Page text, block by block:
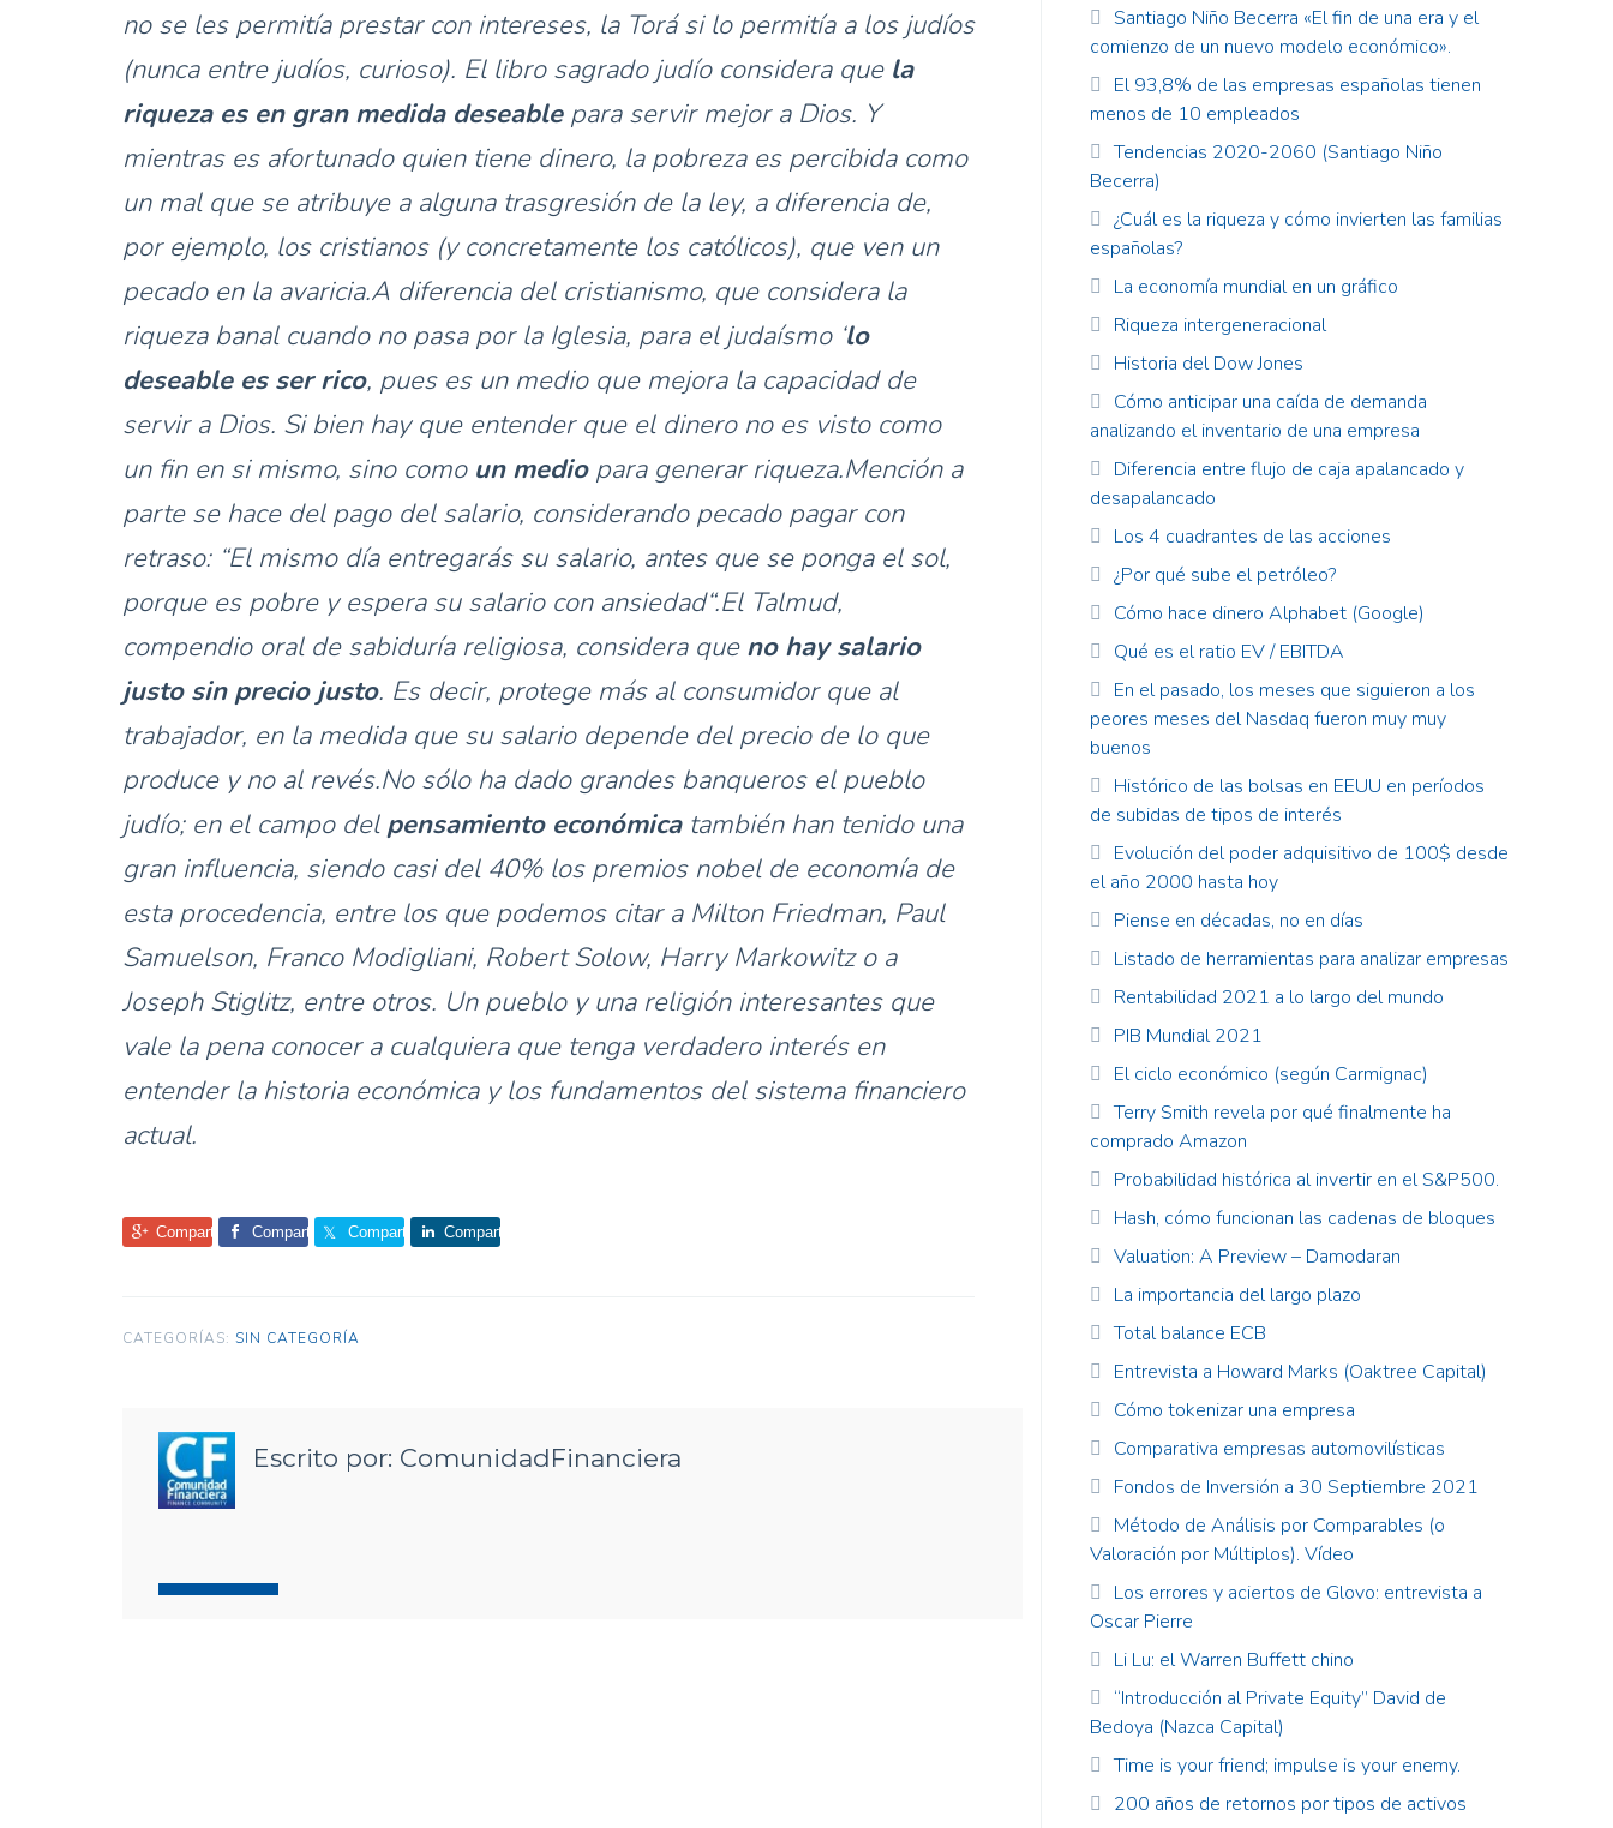
no se les permitía prestar con intereses, la Torá si lo permitía a los judíos
(nunca entre judíos, curioso). El libro sagrado judío considera que la
riqueza es en gran medida deseablepara servir mejor a Dios. Y
mientras es afortunado quien tiene dinero, la pobreza es percibida como
un mal que se atribuye a alguna trasgresión de la ley, a diferencia de,
por ejemplo, los cristianos (y concretamente los católicos), que ven un
pecado en la avaricia.A diferencia del cristianismo, que considera la
riqueza banal cuando no pasa por la Iglesia, para el judaísmo ‘lo
deseable es ser rico, pues es un medio que mejora la capacidad de
servir a Dios. Si bien hay que entender que el dinero no es visto como
un fin en si mismo, sino como un mediopara generar riqueza.Mención a
parte se hace del pago del salario, considerando pecado pagar con
retraso: “El mismo día entregarás su salario, antes que se ponga el sol,
porque es pobre y espera su salario con ansiedad“.El Talmud,
compendio oral de sabiduría religiosa, considera que no hay salario
justo sin precio justo. Es decir, protege más al consumidor que al
trabajador, en la medida que su salario depende del precio de lo que
produce y no al revés.No sólo ha dado grandes banqueros el pueblo
judío; en el campo del pensamiento económicatambién han tenido una
gran influencia, siendo casi del 40% los premios nobel de economía de
esta procedencia, entre los que podemos citar a Milton Friedman, Paul
Samuelson, Franco Modigliani, Robert Solow, Harry Markowitz o a
Joseph Stiglitz, entre otros. Un pueblo y una religión interesantes que
vale la pena conocer a cualquiera que tenga verdadero interés en
entender la historia económica y los fundamentos del sistema financiero
actual.
Comparte Comparte Comparte Comparte
CATEGORÍAS: SIN CATEGORÍA
Escrito por: ComunidadFinanciera
Santiago Niño Becerra «El fin de una era y el
comienzo de un nuevo modelo económico».
El 93,8% de las empresas españolas tienen
menos de 10 empleados
Tendencias 2020-2060 (Santiago Niño
Becerra)
¿Cuál es la riqueza y cómo invierten las familias
españolas?
La economía mundial en un gráfico
Riqueza intergeneracional
Historia del Dow Jones
Cómo anticipar una caída de demanda
analizando el inventario de una empresa
Diferencia entre flujo de caja apalancado y
desapalancado
Los 4 cuadrantes de las acciones
¿Por qué sube el petróleo?
Cómo hace dinero Alphabet (Google)
Qué es el ratio EV / EBITDA
En el pasado, los meses que siguieron a los
peores meses del Nasdaq fueron muy muy
buenos
Histórico de las bolsas en EEUU en períodos
de subidas de tipos de interés
Evolución del poder adquisitivo de 100$ desde
el año 2000 hasta hoy
Piense en décadas, no en días
Listado de herramientas para analizar empresas
Rentabilidad 2021 a lo largo del mundo
PIB Mundial 2021
El ciclo económico (según Carmignac)
Terry Smith revela por qué finalmente ha
comprado Amazon
Probabilidad histórica al invertir en el S&P500.
Hash, cómo funcionan las cadenas de bloques
Valuation: A Preview – Damodaran
La importancia del largo plazo
Total balance ECB
Entrevista a Howard Marks (Oaktree Capital)
Cómo tokenizar una empresa
Comparativa empresas automovilísticas
Fondos de Inversión a 30 Septiembre 2021
Método de Análisis por Comparables (o
Valoración por Múltiplos). Vídeo
Los errores y aciertos de Glovo: entrevista a
Oscar Pierre
Li Lu: el Warren Buffett chino
“Introducción al Private Equity” David de
Bedoya (Nazca Capital)
Time is your friend; impulse is your enemy.
200 años de retornos por tipos de activos